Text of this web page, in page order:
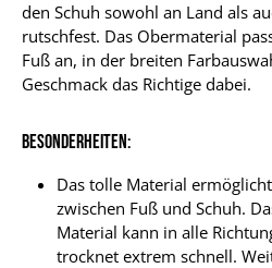
den Schuh sowohl an Land als
rutschfest. Das Obermaterial
Fuß an, in der breiten
Geschmack das Richtige dabei.
Besonderheiten:
Das tolle Material
zwischen Fuß und Schuh.
Material kann in alle
trocknet extrem schnell.